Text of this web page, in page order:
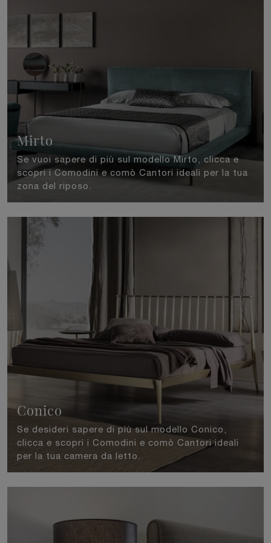
Mirto
Se vuoi sapere di più sul modello Mirto, clicca e
scopri i Comodini e comò Cantori ideali per la tua
zona del riposo.
Conico
Se desideri sapere di più sul modello Conico,
clicca e scopri i Comodini e comò Cantori ideali
per la tua camera da letto.